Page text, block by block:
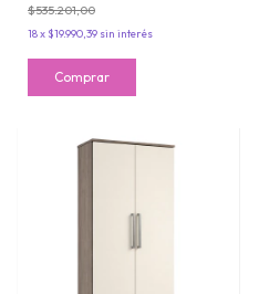
$535.201,00
18x $19.990,39 sin interés